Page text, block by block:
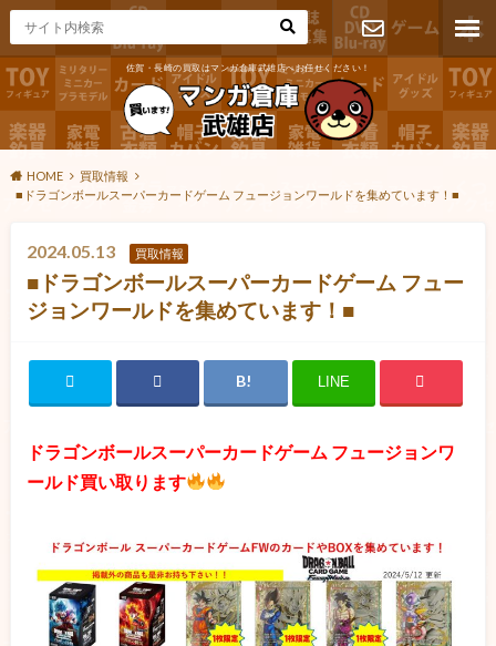
佐賀・長崎の買取はマンガ倉庫武雄店へお任せください！
お問い合わ
せ
HOME
買取情報
■ドラゴンボールスーパーカードゲーム フュージョンワールドを集めています！■
2024.05.13 買取情報
■ドラゴンボールスーパーカードゲーム フュー
ジョンワールドを集めています！■
LINE
ドラゴンボールスーパーカードゲーム フュージョンワ
ールド買い取ります